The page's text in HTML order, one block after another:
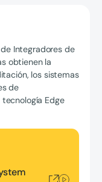
Integradores de
obtienen la
los sistemas
de
Edge